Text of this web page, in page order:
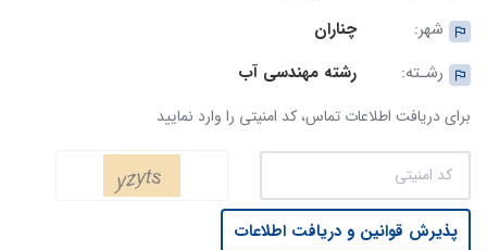
شهر:
چناران
رشـته:
رشته مهندسی آب
برای دریافت اطلاعات تماس، کد امنیتی را وارد نمایید
پذیرش قوانین و دریافت اطلاعات